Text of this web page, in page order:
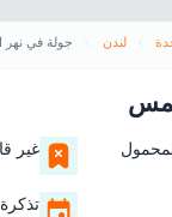
لندن جولة في نهر
غير